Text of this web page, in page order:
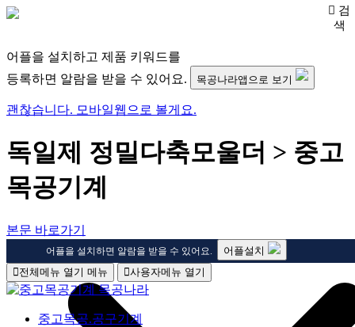
어플을 설치하고 제품 키워드를
등록하면 알람을 받을 수 있어요.
목공나라앱으로 보기
괜찮습니다. 모바일웹으로 볼게요.
독일제 정밀다축모울더 > 중고
목공기계
본문 바로가기
어플을 설치하면 알람을 받을 수 있어요.
어플설치
전체메뉴 열기 메뉴 사용자메뉴 열기
중고목공.공구기계
검
색